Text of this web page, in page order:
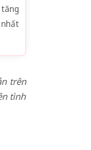
trên
tình